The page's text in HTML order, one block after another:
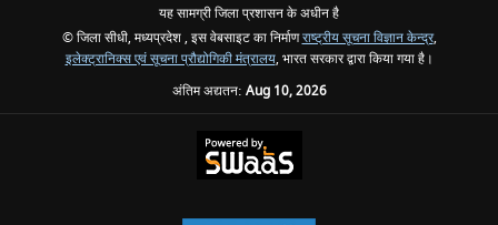
यह सामग्री जिला प्रशासन के अधीन है
© जिला सीधी, मध्यप्रदेश , इस वेबसाइट का निर्माणराष्ट्रीय सूचना विज्ञान केन्द्र,
इलेक्ट्रानिक्स एवं सूचना प्रौद्योगिकी मंत्रालय, भारत सरकार द्वारा किया गया है।
अंतिम अद्यतन: Aug 10, 2026